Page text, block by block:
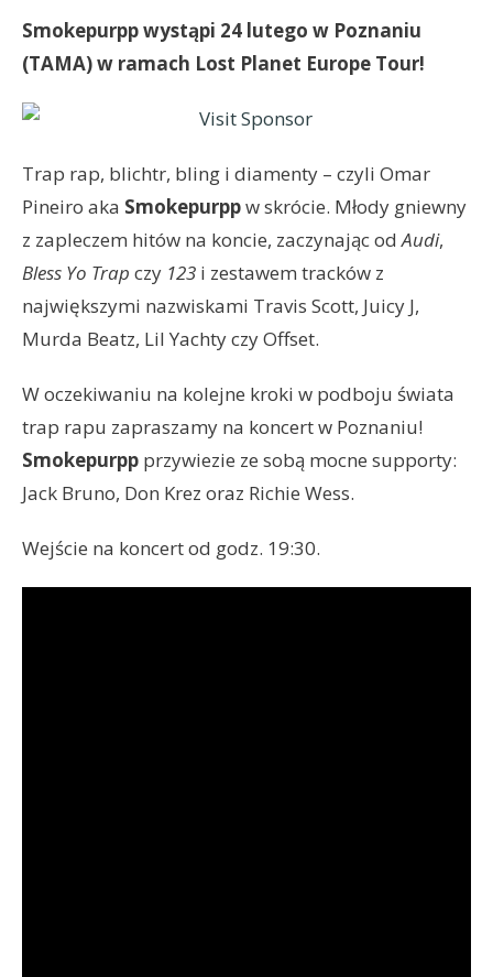
Smokepurpp wystąpi 24 lutego w Poznaniu
(TAMA) w ramach Lost Planet Europe Tour!
Trap rap, blichtr, bling i diamenty – czyli Omar
Pineiro aka Smokepurppw skrócie. Młody gniewny
z zapleczem hitów na koncie, zaczynając odAudi,
Bless Yo Trap czy 123 i zestawem tracków z
największymi nazwiskami Travis Scott, Juicy J,
Murda Beatz, Lil Yachty czy Offset.
W oczekiwaniu na kolejne kroki w podboju świata
trap rapu zapraszamy na koncert w Poznaniu!
Smokepurpp przywiezie ze sobą mocne supporty:
Jack Bruno, Don Krez oraz Richie Wess.
Wejście na koncert od godz. 19:30.